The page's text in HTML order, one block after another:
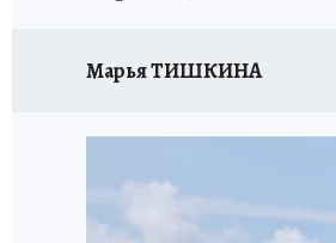
Марья ТИШКИНА